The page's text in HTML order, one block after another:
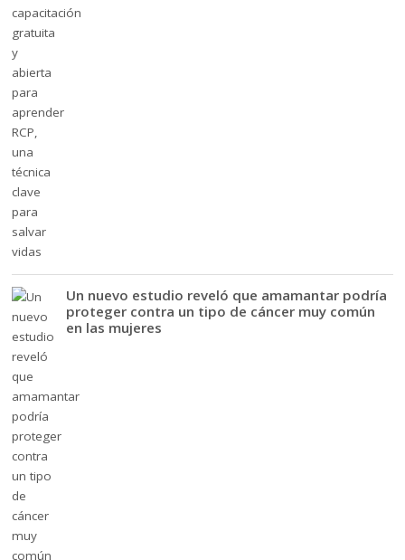
Un nuevo estudio reveló que amamantar podría
proteger contra un tipo de cáncer muy común
en las mujeres